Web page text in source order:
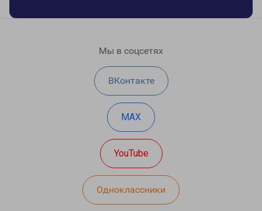
Мы в соцсетях
ВКонтакте
MAX
YouTube
Одноклассники